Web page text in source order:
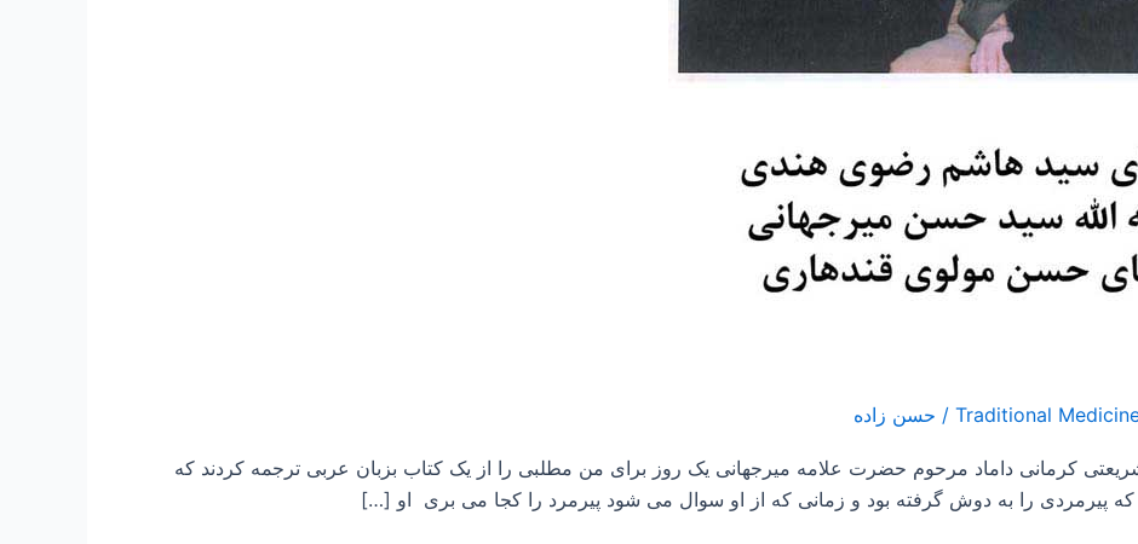
/ حسن زاده
۱۳۶۹ مرحوم آقای شریعتی کرمانی داماد مرحوم حضرت علامه میرجهانی یک روز برای من مطلبی را از یک کتاب بزبان عربی ترجمه کردند که
پیرمردی را به دوش گرفته بود و زمانی که از او سوال می شود پیرمرد را کجا می بری او […]